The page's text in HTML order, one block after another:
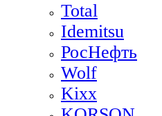
Total
Idemitsu
РосНефть
Wolf
Kixx